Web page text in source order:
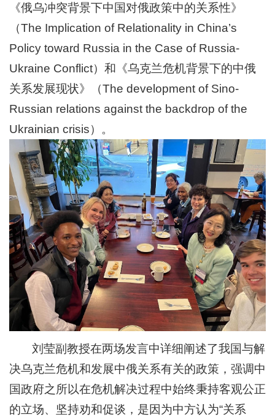
教
学
工
生
工
作
《俄乌冲突背景下中国对俄政策中的关系性》
（The Implication of Relationality in China’s
Policy toward Russia in the Case of Russia-
Ukraine Conflict）和《乌克兰危机背景下的中俄
关系发展现状》（The development of Sino-
Russian relations against the backdrop of the
Ukrainian crisis）。
刘莹副教授在两场发言中详细阐述了我国与解
决乌克兰危机和发展中俄关系有关的政策，强调中
国政府之所以在危机解决过程中始终秉持客观公正
的立场、坚持劝和促谈，是因为中方认为“关系